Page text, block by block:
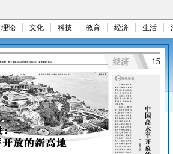
理论 文化 科技 教育 经济 生活